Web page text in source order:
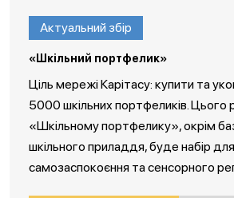
Актуальний збір
«Шкільний портфелик»
Ціль мережі Карітасу: купити та
5000 шкільних портфеликів. Цього
«Шкільному портфелику», окрім
шкільного приладдя, буде набір для
самозаспокоєння та сенсорного